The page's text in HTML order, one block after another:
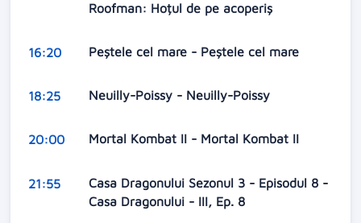
Roofman: Hoțul de pe acoperiș
16:20 Peștele cel mare - Peștele cel mare
18:25 Neuilly-Poissy - Neuilly-Poissy
20:00 Mortal Kombat II - Mortal Kombat II
21:55
Casa Dragonului Sezonul 3 - Episodul 8 -
Casa Dragonului - III, Ep. 8